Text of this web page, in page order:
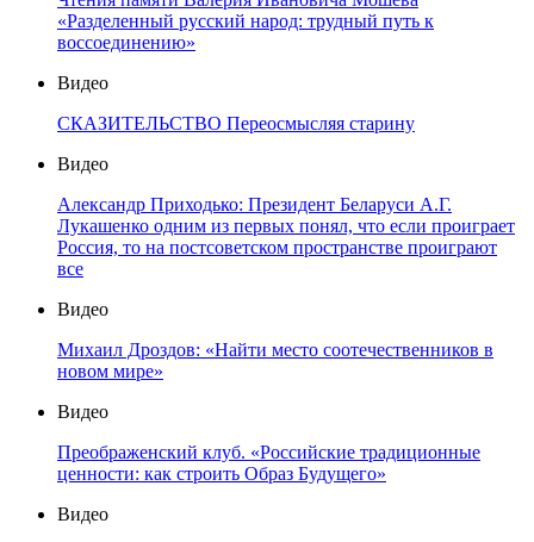
«Разделенный русский народ: трудный путь к
воссоединению»
Видео
СКАЗИТЕЛЬСТВО Переосмысляя старину
Видео
Александр Приходько: Президент Беларуси А.Г.
Лукашенко одним из первых понял, что если проиграет
Россия, то на постсоветском пространстве проиграют
все
Видео
Михаил Дроздов: «Найти место соотечественников в
новом мире»
Видео
Преображенский клуб. «Российские традиционные
ценности: как строить Образ Будущего»
Видео